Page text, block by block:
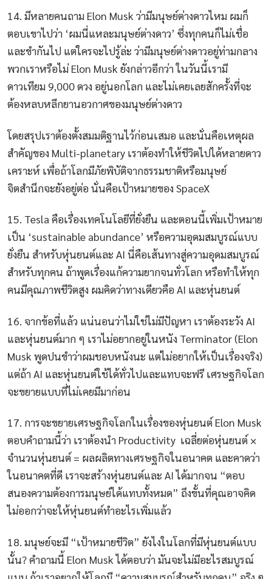
14. มีหลายคนถาม Elon Musk ว่ามีมนุษย์ต่างดาวไหม ผมก็
ตอบเขาไปว่า ‘ผมนี่แหละมนุษย์ต่างดาว’ ซึ่งทุกคนก็ไม่เชื่อ
และขำกันไป แต่ใครจะไปรู้ล่ะ ว่ามีมนุษย์ต่างดาวอยู่ท่ามกลาง
พวกเราหรือไม่ Elon Musk ยังกล่าวอีกว่า ในวันนี้เรามี
ดาวเทียม 9,000 ดวง อยู่นอกโลก และไม่เคยเลยสักครั้งที่จะ
ต้องหลบหลีกยานอวกาศของมนุษย์ต่างดาว
โดยสรุปเราต้องตั้งสมมติฐานไว้ก่อนเสมอ และนั่นคือเหตุผล
สำคัญของ Multi-planetary เราต้องทำให้ชีวิตไปได้หลายดาว
เคราะห์ เพื่อถ้าโลกมีภัยพิบัติจากธรรมชาติหรือมนุษย์
จิตสำนึกจะยังอยู่ต่อ นั่นคือเป้าหมายของ SpaceX
15. Tesla คือเรื่องเทคโนโลยีที่ยั่งยืน และตอนนี้เพิ่มเป้าหมาย
เป็น ‘sustainable abundance’ หรือความอุดมสมบูรณ์แบบ
ยั่งยืน สำหรับหุ่นยนต์และ AI นี่คือเส้นทางสู่ความอุดมสมบูรณ์
สำหรับทุกคน ถ้าพูดเรื่องแก้ความยากจนทั่วโลก หรือทำให้ทุก
คนมีคุณภาพชีวิตสูง ผมคิดว่าทางเดียวคือ AI และหุ่นยนต์
16. จากข้อที่แล้ว แน่นอนว่าไม่ใช่ไม่มีปัญหา เราต้องระวัง AI
และหุ่นยนต์มาก ๆ เราไม่อยากอยู่ในหนัง Terminator (Elon
Musk พูดปนขำว่าผมชอบหนังนะ แต่ไม่อยากให้เป็นเรื่องจริง)
แต่ถ้า AI และหุ่นยนต์ใช้ได้ทั่วไปและแทบจะฟรี เศรษฐกิจโลก
จะขยายแบบที่ไม่เคยมีมาก่อน
17. การจะขยายเศรษฐกิจโลกในเรื่องของหุ่นยนต์ Elon Musk
ตอบคำถามนี้ว่า เราต้องนำ Productivity เฉลี่ยต่อหุ่นยนต์ ×
จำนวนหุ่นยนต์ = ผลผลิตทางเศรษฐกิจในอนาคต และคาดว่า
ในอนาคตที่ดี เราจะสร้างหุ่นยนต์และ AI ได้มากจน “ตอบ
สนองความต้องการมนุษย์ได้แทบทั้งหมด” ถึงขั้นที่คุณอาจคิด
ไม่ออกว่าจะให้หุ่นยนต์ทำอะไรเพิ่มแล้ว
18. มนุษย์จะมี “เป้าหมายชีวิต” ยังไงในโลกที่มีหุ่นยนต์แบบ
นั้น? คำถามนี้ Elon Musk ได้ตอบว่า มันจะไม่มีอะไรสมบูรณ์